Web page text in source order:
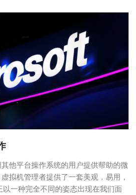
他平台操作系统的用户提供帮助的微
拟机管理者提供了一套美观，易用，
一种完全不同的姿态出现在我们面